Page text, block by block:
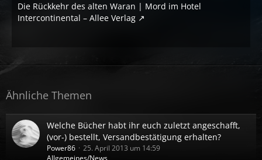
Die Rückkehr des alten Waran | Mord im Hotel
Intercontinental – Allee Verlag
Ähnliche Themen
Welche Bücher habt ihr euch zuletzt angeschafft,
(vor-) bestellt, Versandbestätigung erhalten?
Power86
25. April 2013 um 14:59
Allgemeines/News